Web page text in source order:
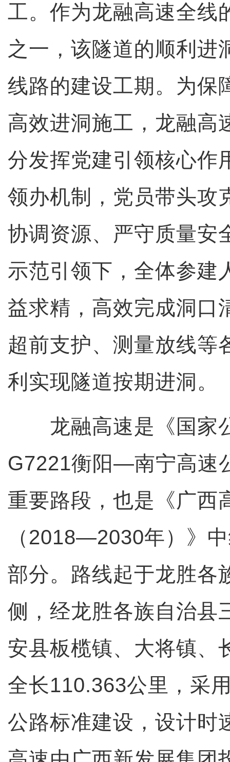
工。作为龙融高速全线
之一，该隧道的顺利进
线路的建设工期。为保
高效进洞施工，龙融高
分发挥党建引领核心作
领办机制，党员带头攻
协调资源、严守质量安
示范引领下，全体参建
益求精，高效完成洞口
超前支护、测量放线等
利实现隧道按期进洞。
龙融高速是《国家
G7221衡阳—南宁高速
重要路段，也是《广西
（2018—2030年）》
部分。路线起于龙胜各
侧，经龙胜各族自治县
安县板榄镇、大将镇、
全长110.363公里，采
公路标准建设，设计时